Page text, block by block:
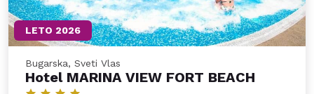
LETO 2026
Bugarska, Sveti Vlas
Hotel MARINA VIEW FORT BEACH